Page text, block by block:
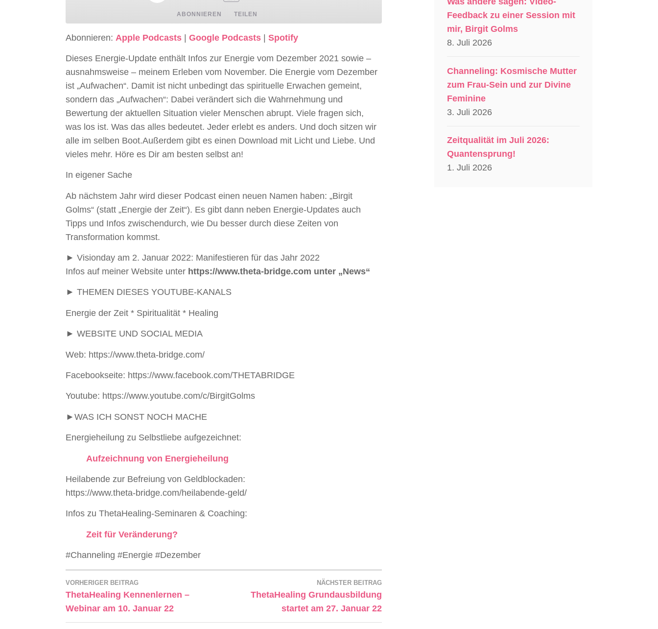
ABONNIEREN TEILEN
Apple Podcasts Google Podcasts Spotify
EMBED
Abonnieren: Apple Podcasts |Google Podcasts |Spotify
Dieses Energie-Update enthält Infos zur Energie vom Dezember 2021 sowie –
ausnahmsweise – meinem Erleben vom November. Die Energie vom Dezember
ist „Aufwachen“. Damit ist nicht unbedingt das spirituelle Erwachen gemeint,
sondern das „Aufwachen“: Dabei verändert sich die Wahrnehmung und
Bewertung der aktuellen Situation vieler Menschen abrupt. Viele fragen sich,
was los ist. Was das alles bedeutet. Jeder erlebt es anders. Und doch sitzen wir
alle im selben Boot.Außerdem gibt es einen Download mit Licht und Liebe. Und
vieles mehr. Höre es Dir am besten selbst an!
In eigener Sache
Ab nächstem Jahr wird dieser Podcast einen neuen Namen haben: „Birgit
Golms“ (statt „Energie der Zeit“). Es gibt dann neben Energie-Updates auch
Tipps und Infos zwischendurch, wie Du besser durch diese Zeiten von
Transformation kommst.
► Visionday am 2. Januar 2022: Manifestieren für das Jahr 2022
Infos auf meiner Website unter https://www.theta-bridge.com unter „News“
► THEMEN DIESES YOUTUBE-KANALS
Energie der Zeit * Spiritualität * Healing
► WEBSITE UND SOCIAL MEDIA
Web: https://www.theta-bridge.com/
Facebookseite: https://www.facebook.com/THETABRIDGE
Youtube: https://www.youtube.com/c/BirgitGolms
►WAS ICH SONST NOCH MACHE
Energieheilung zu Selbstliebe aufgezeichnet:
Aufzeichnung von Energieheilung
Heilabende zur Befreiung von Geldblockaden:
https://www.theta-bridge.com/heilabende-geld/
Infos zu ThetaHealing-Seminaren & Coaching:
Zeit für Veränderung?
#Channeling #Energie #Dezember
VORHERIGER BEITRAG
ThetaHealing Kennenlernen –
Webinar am 10. Januar 22
NÄCHSTER BEITRAG
ThetaHealing Grundausbildung
startet am 27. Januar 22
Feedback zu einer Session mit
mir, Birgit Golms
8. Juli 2026
Channeling: Kosmische Mutter
zum Frau-Sein und zur Divine
Feminine
3. Juli 2026
Zeitqualität im Juli 2026:
Quantensprung!
1. Juli 2026